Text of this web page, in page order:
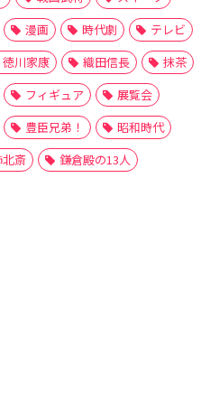
漫画 時代劇
テレビ
徳川家康 織田信長
抹茶
フィギュア
展覧会
豊臣兄弟！
昭和時代
斎 鎌倉殿の13人